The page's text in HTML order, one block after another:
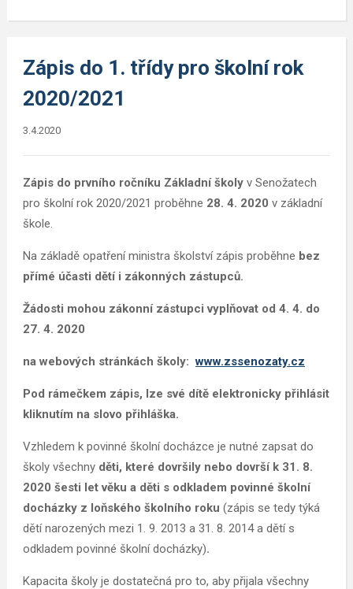
Zápis do 1. třídy pro školní rok
2020/2021
3.4.2020
Zápis do prvního ročníku Základní školyv Senožatech
pro školní rok 2020/2021 proběhne 28. 4. 2020 v základní
škole.
Na základě opatření ministra školství zápis proběhne bez
přímé účasti dětí i zákonných zástupců.
Žádosti mohou zákonní zástupci vyplňovat od 4. 4. do
27. 4. 2020
na webových stránkách školy:www.zssenozaty.cz
Pod rámečkem zápis, lze své dítě elektronicky přihlásit
kliknutím na slovo přihláška.
Vzhledem k povinné školní docházce je nutné zapsat do
školy všechny děti, které dovršily nebo dovrší k 31. 8.
2020 šesti let věku a děti s odkladem povinné školní
docházky z loňského školního roku (zápis se tedy týká
dětí narozených mezi 1. 9. 2013 a 31. 8. 2014 a dětí s
odkladem povinné školní docházky).
Kapacita školy je dostatečná pro to, aby přijala všechny